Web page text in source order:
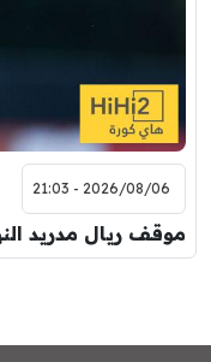
2026/08/06 - 21:03
موقف ريال مدريد